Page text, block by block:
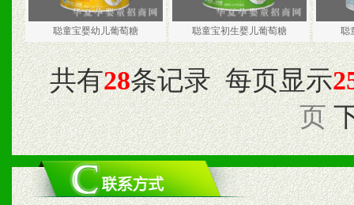
聪童宝婴幼儿葡萄糖 聪童宝初生婴儿葡萄糖 聪
共有28条记录 每页显示
页